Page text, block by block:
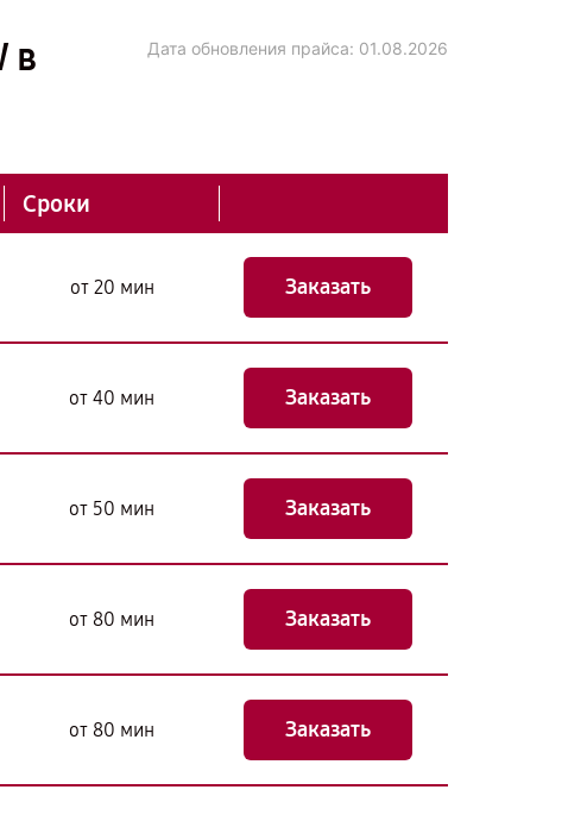
в
Дата обновления прайса: 01.08.2026
Сроки
от 20 мин Заказать
от 40 мин Заказать
от 50 мин Заказать
от 80 мин Заказать
от 80 мин Заказать